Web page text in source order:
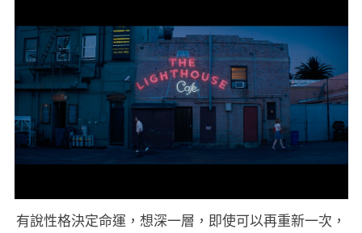
有說性格決定命運，想深一層，即使可以再重新一次，